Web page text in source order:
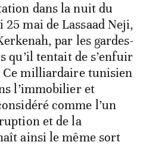
dans la nuit du
mai de Lassaad Neji,
par les gardes-
qu’il tentait de s’enfuir
Ce milliardaire tunisien
l’immobilier et
comme l’un
et de la
ainsi le même sort